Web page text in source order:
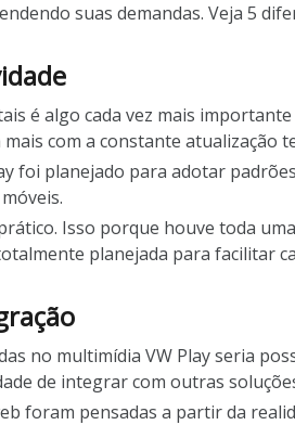
suas demandas. Veja 5
é algo cada vez mais
com a constante atualização
foi planejado para adotar
Isso porque houve toda
planejada para facilitar
no multimídia VW Play seria
de integrar com outras
foram pensadas a partir da